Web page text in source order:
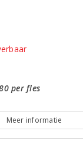
per fles
Meer informatie